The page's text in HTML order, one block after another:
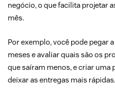
negócio, o que facilita projetar
mês.
Por exemplo, você pode pegar
meses e avaliar quais são os
que saíram menos, e criar uma
deixar as entregas mais rápidas.